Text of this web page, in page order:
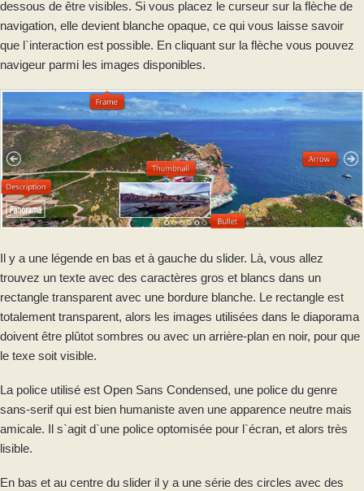
dessous de être visibles. Si vous placez le curseur sur la flèche de
navigation, elle devient blanche opaque, ce qui vous laisse savoir
que l`interaction est possible. En cliquant sur la flèche vous pouvez
navigeur parmi les images disponibles.
Il y a une légende en bas et à gauche du slider. Là, vous allez
trouvez un texte avec des caractères gros et blancs dans un
rectangle transparent avec une bordure blanche. Le rectangle est
totalement transparent, alors les images utilisées dans le diaporama
doivent être plûtot sombres ou avec un arrière-plan en noir, pour que
le texe soit visible.
La police utilisé est Open Sans Condensed, une police du genre
sans-serif qui est bien humaniste aven une apparence neutre mais
amicale. Il s`agit d`une police optomisée pour l`écran, et alors très
lisible.
En bas et au centre du slider il y a une série des circles avec des